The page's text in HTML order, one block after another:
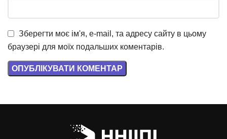
Зберегти моє ім'я, e-mail, та адресу сайту в цьому
браузері для моїх подальших коментарів.